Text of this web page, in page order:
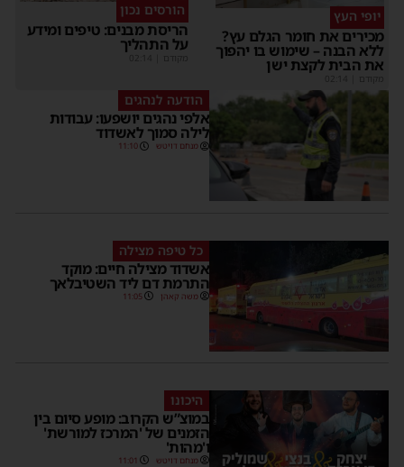
יופי העץ
מכירים את חומר הגלם עץ?
ללא הבנה – שימוש בו יהפוך
את הבית לקצת ישן
מקודם
הורסים נכון
הריסת מבנים: טיפים ומידע
על התהליך
מקודם
הודעה לנהגים
אלפי נהגים יושפעו: עבודות
לילה סמוך לאשדוד
מנחם דויטש 11:10
כל טיפה מצילה
אשדוד מצילה חיים: מוקד
התרמת דם ליד השטיבלאך
משה קאהן 11:05
היכונו
במוצ”ש הקרוב: מופע סיום בין
הזמנים של 'המרכז למורשת'
ו'מהות'
מנחם דויטש 11:01